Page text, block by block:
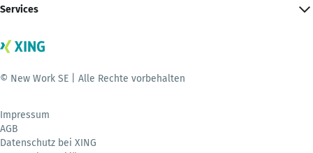
Services
© New Work SE | Alle Rechte vorbehalten
Impressum
AGB
Datenschutz bei XING